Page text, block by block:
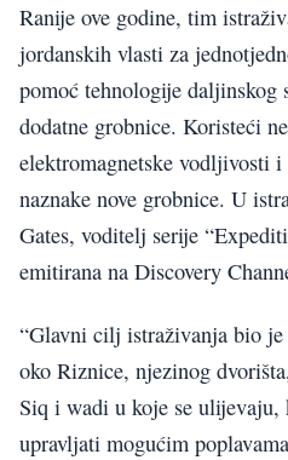
Ranije ove godine, tim
jordanskih vlasti za
pomoć tehnologije daljinskog
dodatne grobnice. Koristeći
elektromagnetske vodljivosti
naznake nove grobnice. U
Gates, voditelj serije
emitirana na Discovery
“Glavni cilj istraživanja bio
oko Riznice, njezinog
Siq i wadi u koje se
upravljati mogućim